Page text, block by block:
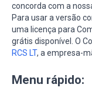
concorda com a
Para usar a versão
uma licença para
grátis disponível. O
RCS LT, a empresa-
Menu rápido: